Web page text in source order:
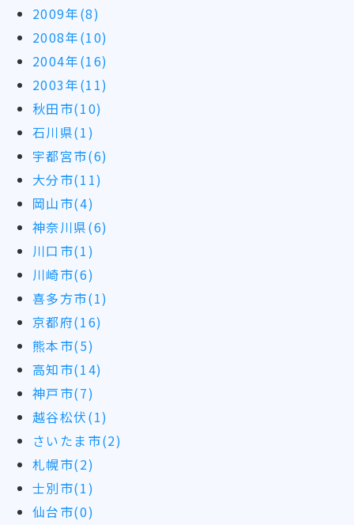
2009年(8)
2008年(10)
2004年(16)
2003年(11)
秋田市(10)
石川県(1)
宇都宮市(6)
大分市(11)
岡山市(4)
神奈川県(6)
川口市(1)
川崎市(6)
喜多方市(1)
京都府(16)
熊本市(5)
高知市(14)
神戸市(7)
越谷松伏(1)
さいたま市(2)
札幌市(2)
士別市(1)
仙台市(0)